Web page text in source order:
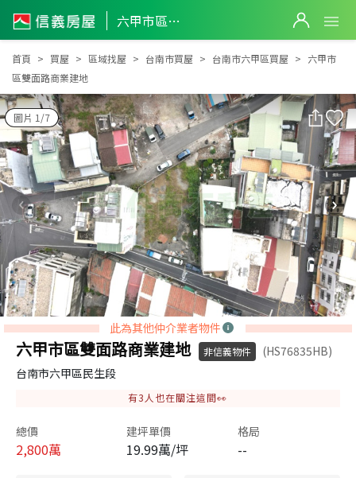
六甲市區雙面路商業建地
六甲市區雙面路商業建地
首頁 買屋 區域找屋 台南市買屋 台南市六甲區買屋
六甲市
區雙面路商業建地
圖片 1/7
此為其他仲介業者物件
六甲市區雙面路商業建地 非信義物件
(HS76835HB)
台南市六甲區民生段
有3 人也在關注這間👀
總價
2,800萬
建坪單價
19.99萬/坪
格局
--